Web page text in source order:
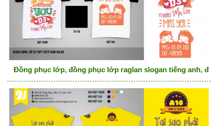
Đồng phục lớp, đồng phục lớp raglan slogan tiếng anh,